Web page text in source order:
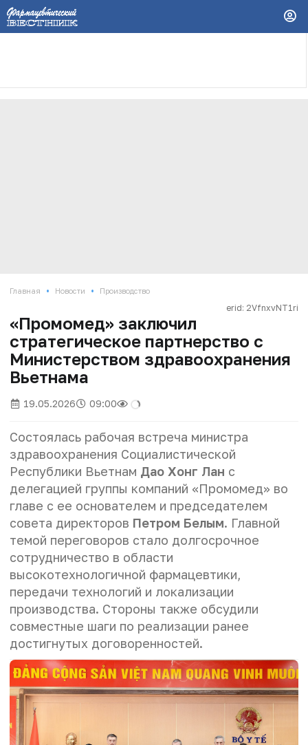
Главная • Новости • Производство
erid: 2VfnxvNT1ri
«Промомед» заключил
стратегическое партнерство с
Министерством здравоохранения
Вьетнама
19.05.2026 09:00
Состоялась рабочая встреча министра
здравоохранения Социалистической
Республики Вьетнам Дао Хонг Лан с
делегацией группы компаний «Промомед» во
главе с ее основателем и председателем
совета директоров Петром Белым. Главной
темой переговоров стало долгосрочное
сотрудничество в области
высокотехнологичной фармацевтики,
передачи технологий и локализации
производства. Стороны также обсудили
совместные шаги по реализации ранее
достигнутых договоренностей.